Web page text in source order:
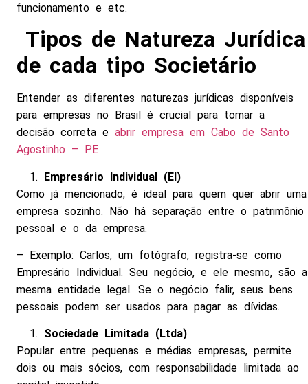
funcionamento e etc.
Tipos de Natureza Jurídica
de cada tipo Societário
Entender as diferentes naturezas jurídicas disponíveis
para empresas no Brasil é crucial para tomar a
decisão correta e abrir empresa em Cabo de Santo
Agostinho – PE
Empresário Individual (EI)
Como já mencionado, é ideal para quem quer abrir uma
empresa sozinho. Não há separação entre o patrimônio
pessoal e o da empresa.
– Exemplo: Carlos, um fotógrafo, registra-se como
Empresário Individual. Seu negócio, e ele mesmo, são a
mesma entidade legal. Se o negócio falir, seus bens
pessoais podem ser usados para pagar as dívidas.
Sociedade Limitada (Ltda)
Popular entre pequenas e médias empresas, permite
dois ou mais sócios, com responsabilidade limitada ao